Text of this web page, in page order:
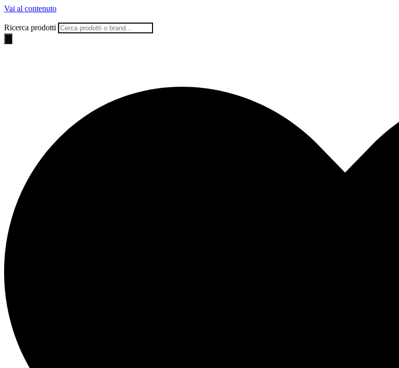
Vai al contenuto
Ricerca prodotti